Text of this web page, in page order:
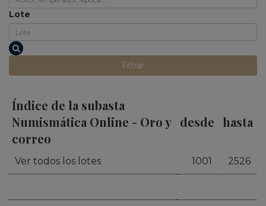
Lote
Filtrar
Índice de la subasta
Numismática Online - Oro y
correo
desde hasta
Ver todos los lotes 1001 2526